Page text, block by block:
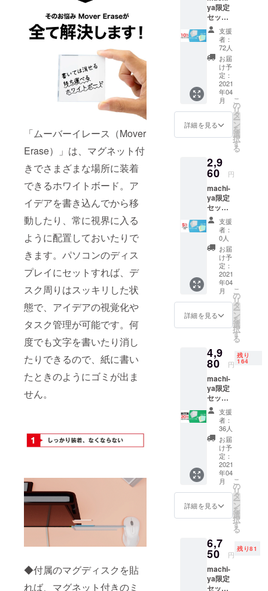
「ムーバーイレース（Mover
Erase）」は、マグネット付
きでさまざまな場所に装着
できるホワイトボード。ア
イデアを書き込んでから移
動したり、常に視界に入る
ように配置しておいたりで
きます。パソコンのディス
プレイにセットすれば、デ
スク周りはスッキリした状
態で、アイデアの視覚化や
タスク管理が可能です。何
度でも文字を書いたり消し
たりできるので、紙に書い
たときのようにゴミが出ま
せん。
◆付属のマグディスクを貼
れば、マグネット付きのミ
ロッパ、ア
ジアを中心
に、世界各
国の展示会
にて、日本
にまだ上陸
していない
素敵でお
しゃれな、
環境に優し
い商品を発
をしていま
す。趣味は
温泉旅行と
映画鑑賞。
好きな食べ
物は焼肉と
ケーキ。よ
ろしくお願
いします。
ya限定
セット
（Move
rErase
×4、マ
グディ
スク
×4、マ
イクロ
ファイ
バーク
ロス
×1）1
セット
価格
3,120円
→2,800
円
（税、
送料込
み）
限定300
*カラー
をお選
びいた
だけま
す。 ホ
ワイト
のみ：
ホワイ
トのみ
MIX：イ
エ
グリー
ン、罫
線、ホ
ワイト
のセッ
※machi
-ya限定
特別
セット
のため
一般販
売とは
セット
りま
す。 ※
応援購
入によ
支援
者：
72人
お届
け予
定：
2021
年04
月
詳細を見る
こ
の
リ
タ
ー
ン
を
選
択
す
る
2,9
60 円
machi-
ya限定
セット
（Move
rErase
×4、マ
グディ
スク
×4、マ
イクロ
ファイ
バーク
ロス
×1）1
セット
価格
3,120円
→2,960
円
（税、
送料込
み）
限定300
*カラー
をお選
びいた
だけま
す。 ホ
ワイト
のみ：
ホワイ
トのみ
MIX：イ
エ
グリー
ン、罫
支援
者：
0人
お届
け予
定：
2021
年04
月
詳細を見る
こ
の
リ
タ
ー
ン
を
選
択
す
る
4,9
80 円
残り
164
machi-
ya限定
セット
（Move
rErase
×4、マ
グディ
スク
×4、マ
イクロ
ファイ
バーク
ロス
×1）2
セット
価格
6,240円
→4,980
円
（税、
支援
者：
36人
お届
け予
定：
2021
年04
月
詳細を見る
こ
の
リ
タ
ー
ン
を
選
択
す
る
6,7
50 円
残り81
machi-
ya限定
セット